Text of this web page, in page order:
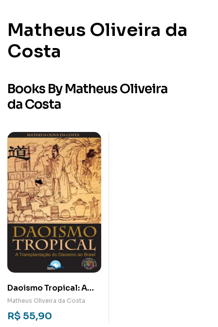
Matheus Oliveira da
Costa
Books By Matheus Oliveira
da Costa
Daoismo Tropical: A
transplantação do
Daoismo no Brasil
Matheus Oliveira da Costa
R$ 55,90